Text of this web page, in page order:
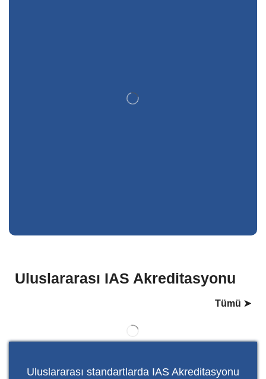
Uluslararası IAS Akreditasyonu
Tümü ➤
Uluslararası standartlarda IAS Akreditasyonu